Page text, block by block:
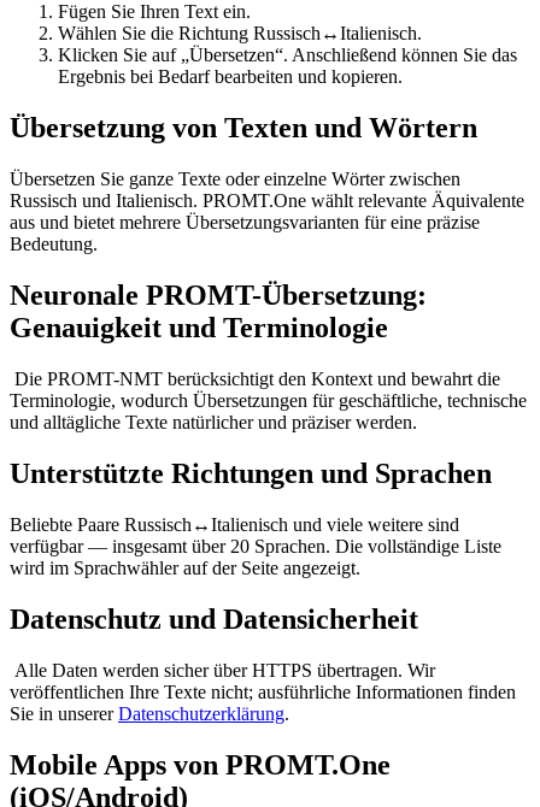
Fügen Sie Ihren Text ein.
Wählen Sie die Richtung Russisch↔Italienisch.
Klicken Sie auf „Übersetzen“. Anschließend können Sie das
Ergebnis bei Bedarf bearbeiten und kopieren.
Übersetzung von Texten und Wörtern
Übersetzen Sie ganze Texte oder einzelne Wörter zwischen
Russisch und Italienisch. PROMT.One wählt relevante Äquivalente
aus und bietet mehrere Übersetzungsvarianten für eine präzise
Bedeutung.
Neuronale PROMT-Übersetzung:
Genauigkeit und Terminologie
Die PROMT-NMT berücksichtigt den Kontext und bewahrt die
Terminologie, wodurch Übersetzungen für geschäftliche, technische
und alltägliche Texte natürlicher und präziser werden.
Unterstützte Richtungen und Sprachen
Beliebte Paare Russisch↔Italienisch und viele weitere sind
verfügbar — insgesamt über 20 Sprachen. Die vollständige Liste
wird im Sprachwähler auf der Seite angezeigt.
Datenschutz und Datensicherheit
Alle Daten werden sicher über HTTPS übertragen. Wir
veröffentlichen Ihre Texte nicht; ausführliche Informationen finden
Sie in unsererDatenschutzerklärung.
Mobile Apps von PROMT.One
(iOS/Android)